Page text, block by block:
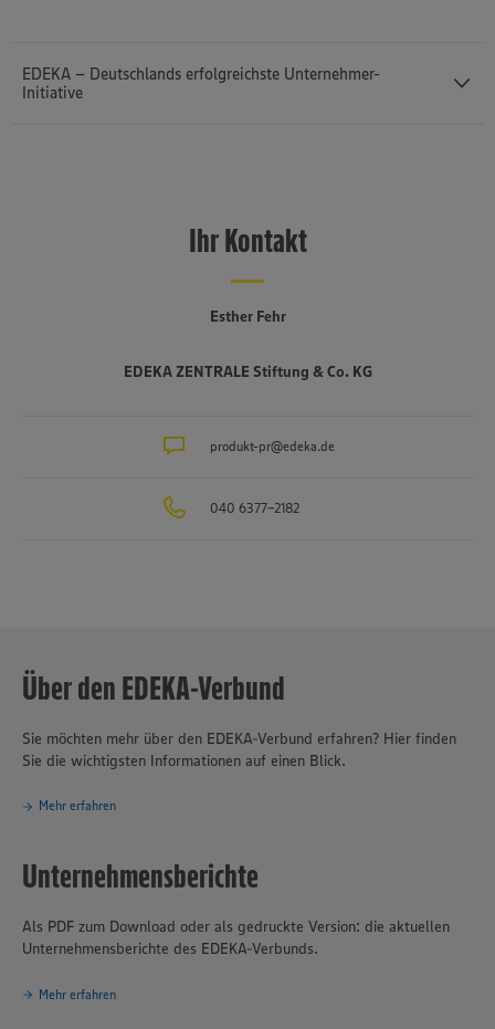
EDEKA – Deutschlands erfolgreichste Unternehmer-
Initiative
dreier Stufen: Bundesweit verleihen rund 3.200 selbstständige
Kaufleute EDEKA ein Gesicht. Sie übernehmen auf
sechs regionalen Großhandelsbetrieben, die täglich frische Ware in
EDEKA-Strategie erfolgt in der Hamburger EDEKA-Zentrale. Sie
Realisierung verbundübergreifender Ziele. Mit dem
erfolgreiche Akzente im Discountgeschäft. Fachhandelsformate wie
trinkgut, NATURKIND oder budni, die Kooperation mit dem online-
Deutschland.
Ihr Kontakt
Esther Fehr
EDEKA ZENTRALE Stiftung & Co. KG
produkt-pr@edeka.de
040 6377-2182
Über den EDEKA-Verbund
Sie möchten mehr über den EDEKA-Verbund erfahren? Hier finden
Sie die wichtigsten Informationen auf einen Blick.
Mehr erfahren
Unternehmensberichte
Als PDF zum Download oder als gedruckte Version: die aktuellen
Unternehmensberichte des EDEKA-Verbunds.
Mehr erfahren